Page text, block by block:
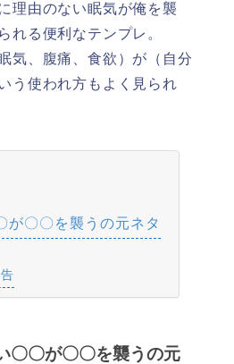
理由のない眠気が俺を襲
れる便利なテンプレ。
気、腹痛、食欲）が（自分
う使われ方もよく見られ
が〇〇を襲うの元ネタ
〇〇が〇〇を襲うの元